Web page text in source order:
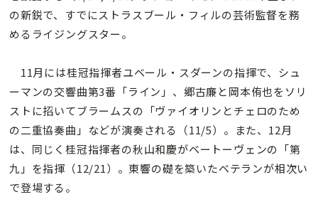
の新鋭で、すでにストラスブール・フィルの芸術監督を務
めるライジングスター。
11月には桂冠指揮者ユベール・スダーンの指揮で、シュ
ーマンの交響曲第3番「ライン」、郷古廉と岡本侑也をソリ
ストに招いてブラームスの「ヴァイオリンとチェロのため
の二重協奏曲」などが演奏される（11/5）。また、12月
は、同じく桂冠指揮者の秋山和慶がベートーヴェンの「第
九」を指揮（12/21）。東響の礎を築いたベテランが相次い
で登場する。